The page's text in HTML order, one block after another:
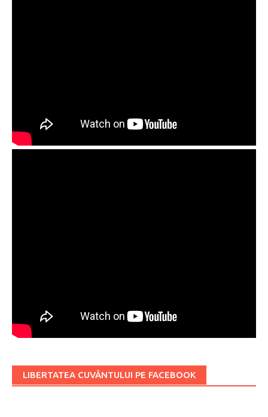
LIBERTATEA CUVÂNTULUI PE FACEBOOK